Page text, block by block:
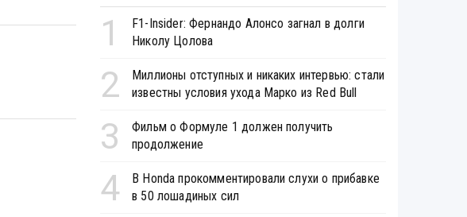
1
F1-Insider: Фернандо Алонсо загнал в долги
Николу Цолова
2
Миллионы отступных и никаких интервью: стали
известны условия ухода Марко из Red Bull
3
Фильм о Формуле 1 должен получить
продолжение
4
В Honda прокомментировали слухи о прибавке
в 50 лошадиных сил